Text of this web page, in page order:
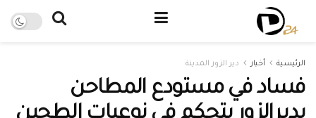
الرئيسية أخبار دير الزور المدينة
فساد في مستودع المطاحن